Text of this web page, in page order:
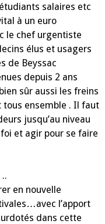
salaires etc
à un euro
le chef urgentiste
élus et usagers
de Beyssac
depuis 2 ans
sûr aussi les freins
tous ensemble . Il faut
jusqu’au niveau
et agir pour se faire
en nouvelle
l’apport
dans cette